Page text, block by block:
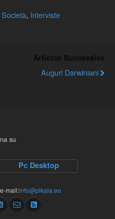
, Interviste
Articolo Successivo
Auguri Darwiniani
su
Pc Desktop
mail:info@pikaia.eu